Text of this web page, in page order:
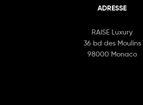
ADRESSE
RAISE Luxury
36 bd des Moulins
98000 Monaco